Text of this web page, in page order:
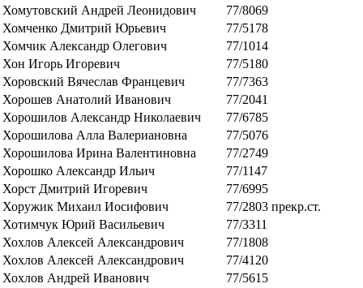
Хомутовский Андрей Леонидович
77/8069
Хомченко Дмитрий Юрьевич
77/5178
Хомчик Александр Олегович
77/1014
Хон Игорь Игоревич
77/5180
Хоровский Вячеслав Францевич
77/7363
Хорошев Анатолий Иванович
77/2041
Хорошилов Александр Николаевич
77/6785
Хорошилова Алла Валериановна
77/5076
Хорошилова Ирина Валентиновна
77/2749
Хорошко Александр Ильич
77/1147
Хорст Дмитрий Игоревич
77/6995
Хоружик Михаил Иосифович
77/2803 прекр.ст.
Хотимчук Юрий Васильевич
77/3311
Хохлов Алексей Александрович
77/1808
Хохлов Алексей Александрович
77/4120
Хохлов Андрей Иванович
77/5615